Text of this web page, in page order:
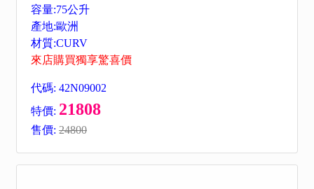
容量:75公升
產地:歐洲
材質:CURV
來店購買獨享驚喜價
代碼: 42N09002
特價: 21808
售價: 24800